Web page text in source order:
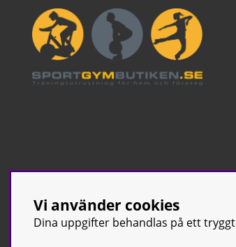
Vi använder cookies
Dina uppgifter behandlas på ett